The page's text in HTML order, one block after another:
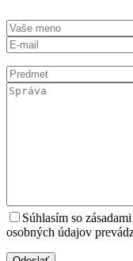
Súhlasím so
osobných údajov